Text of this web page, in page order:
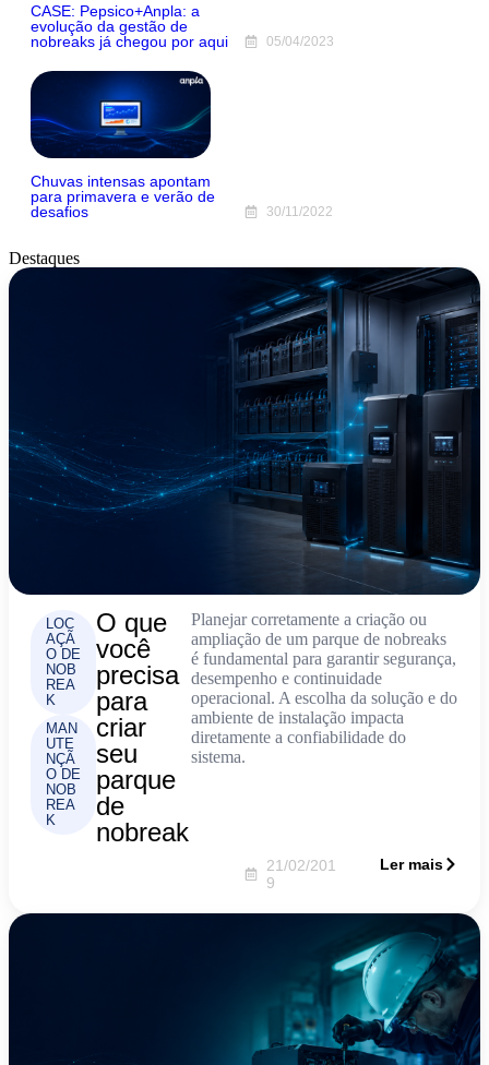
CASE: Pepsico+Anpla: a
evolução da gestão de
nobreaks já chegou por aqui
05/04/2023
Chuvas intensas apontam
para primavera e verão de
desafios
30/11/2022
Destaques
LOC
AÇÃ
O DE
NOB
REA
K
MAN
UTE
NÇÃ
O DE
NOB
REA
K
O que
você
precisa
para
criar
seu
parque
de
nobreak
Planejar corretamente a criação ou
ampliação de um parque de nobreaks
é fundamental para garantir segurança,
desempenho e continuidade
operacional. A escolha da solução e do
ambiente de instalação impacta
diretamente a confiabilidade do
sistema.
21/02/201
9
Ler mais